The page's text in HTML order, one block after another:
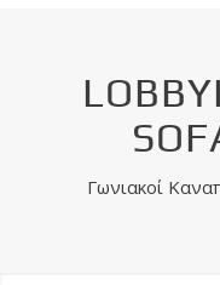
Γωνιακοί